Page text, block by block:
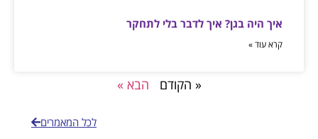
איך היה בגן? איך לדבר בלי לתחקר
קרא עוד »
« הקודם הבא »
לכל המאמרים